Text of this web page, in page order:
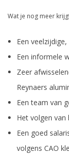
Wat je nog meer
Een
Een informele
Zeer
Reynaers
Een team van
Het volgen van
Een goed
volgens CAO